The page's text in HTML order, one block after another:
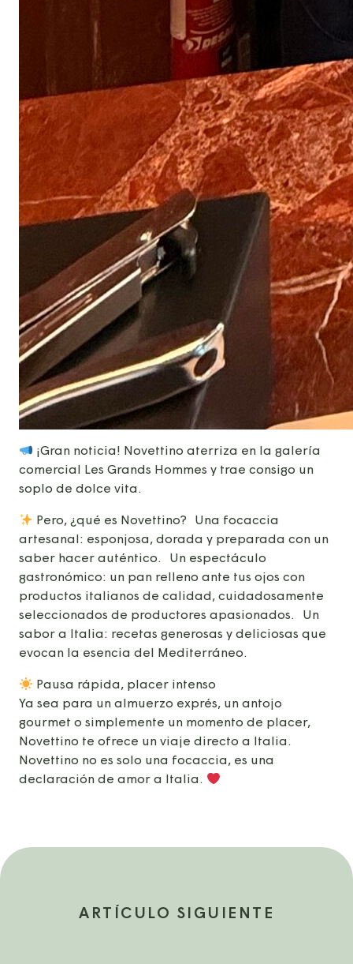
¡Gran noticia! Novettino aterriza en la galería
comercial Les Grands Hommes y trae consigo un
soplo de dolce vita.
Pero, ¿qué es Novettino? Una focaccia
artesanal: esponjosa, dorada y preparada con un
saber hacer auténtico. Un espectáculo
gastronómico: un pan relleno ante tus ojos con
productos italianos de calidad, cuidadosamente
seleccionados de productores apasionados. Un
sabor a Italia: recetas generosas y deliciosas que
evocan la esencia del Mediterráneo.
Pausa rápida, placer intenso
Ya sea para un almuerzo exprés, un antojo
gourmet o simplemente un momento de placer,
Novettino te ofrece un viaje directo a Italia.
Novettino no es solo una focaccia, es una
declaración de amor a Italia.
ARTÍCULO SIGUIENTE